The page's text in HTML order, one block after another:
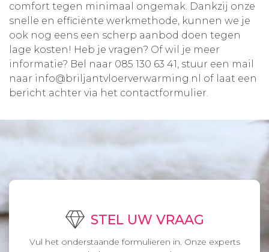
comfort tegen minimaal ongemak. Dankzij onze
snelle en efficiënte werkmethode, kunnen we je
ook nog eens een scherp aanbod doen tegen
lage kosten! Heb je vragen? Of wil je meer
informatie? Bel naar 085 130 63 41, stuur een mail
naar info@briljantvloerverwarming.nl
of laat een
bericht achter via het contactformulier.
STEL UW VRAAG
Vul het onderstaande formulieren in. Onze experts